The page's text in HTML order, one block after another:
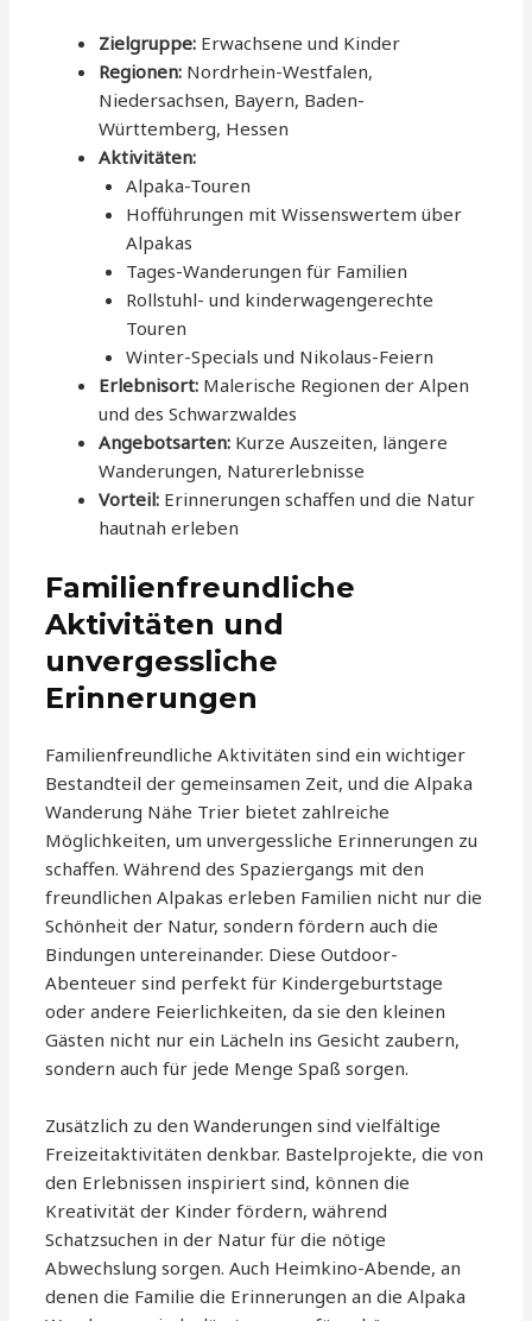
Zielgruppe: Erwachsene und Kinder
Regionen: Nordrhein-Westfalen,
Niedersachsen, Bayern, Baden-
Württemberg, Hessen
Aktivitäten:
Alpaka-Touren
Hofführungen mit Wissenswertem über
Alpakas
Tages-Wanderungen für Familien
Rollstuhl- und kinderwagengerechte
Touren
Winter-Specials und Nikolaus-Feiern
Erlebnisort: Malerische Regionen der Alpen
und des Schwarzwaldes
Angebotsarten: Kurze Auszeiten, längere
Wanderungen, Naturerlebnisse
Vorteil: Erinnerungen schaffen und die Natur
hautnah erleben
Familienfreundliche
Aktivitäten und
unvergessliche
Erinnerungen
Familienfreundliche Aktivitäten sind ein wichtiger
Bestandteil der gemeinsamen Zeit, und die Alpaka
Wanderung Nähe Trier bietet zahlreiche
Möglichkeiten, um unvergessliche Erinnerungen zu
schaffen. Während des Spaziergangs mit den
freundlichen Alpakas erleben Familien nicht nur die
Schönheit der Natur, sondern fördern auch die
Bindungen untereinander. Diese Outdoor-
Abenteuer sind perfekt für Kindergeburtstage
oder andere Feierlichkeiten, da sie den kleinen
Gästen nicht nur ein Lächeln ins Gesicht zaubern,
sondern auch für jede Menge Spaß sorgen.
Zusätzlich zu den Wanderungen sind vielfältige
Freizeitaktivitäten denkbar. Bastelprojekte, die von
den Erlebnissen inspiriert sind, können die
Kreativität der Kinder fördern, während
Schatzsuchen in der Natur für die nötige
Abwechslung sorgen. Auch Heimkino-Abende, an
denen die Familie die Erinnerungen an die Alpaka